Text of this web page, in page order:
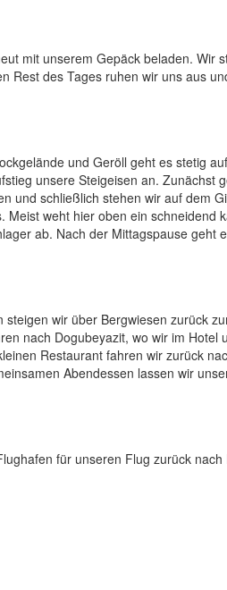
mit unserem Gepäck beladen. Wir
Rest des Tages ruhen wir uns aus
und Geröll geht es stetig
unsere Steigeisen an. Zunächst
und schließlich stehen wir auf dem
weht hier oben ein schneidend
ab. Nach der Mittagspause geht
wir über Bergwiesen zurück
nach Dogubeyazit, wo wir im Hotel
Restaurant fahren wir zurück
Abendessen lassen wir
für unseren Flug zurück nach